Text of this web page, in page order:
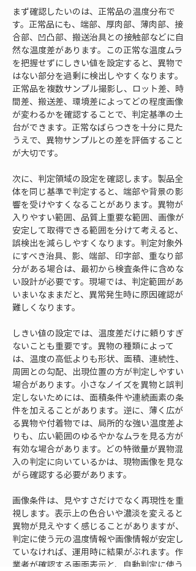
まず確認したいのは、正常品の温度分布で
す。正常品にも、端部、厚肉部、薄肉部、接
合部、凹凸部、搬送治具との接触部などに自
然な温度差があります。この正常な温度ムラ
を把握せずにしきい値を設定すると、異物で
はない部分を過剰に検出しやすくなります。
正常品を複数サンプル撮影し、ロット差、時
間差、搬送差、環境差によってどの程度画像
が変わるかを確認することで、判定基準の土
台ができます。正常なばらつきを十分に見た
うえで、異物サンプルとの差を評価すること
が大切です。
次に、判定領域の設定を確認します。製品全
体を同じ基準で判定すると、端部や背景の影
響を受けやすくなることがあります。異物が
入りやすい範囲、品質上重要な範囲、画像が
安定して取得できる範囲を分けて考えると、
誤検出を減らしやすくなります。判定対象外
にすべき治具、影、端部、印字部、重なり部
分がある場合は、最初から検査条件に含めな
い設計が必要です。現場では、判定範囲があ
いまいなままだと、異常発生時に原因確認が
難しくなります。
しきい値の設定では、温度差だけに頼りすぎ
ないことも重要です。異物の種類によって
は、温度の高低よりも形状、面積、連続性、
周囲との勾配、出現位置の方が判定しやすい
場合があります。小さなノイズを異物と誤判
定しないためには、面積条件や連続画素の条
件を加えることがあります。逆に、薄く広が
る異物や付着物では、局所的な強い温度差よ
りも、広い範囲のゆるやかなムラを見る方が
有効な場合があります。どの特徴量が異物混
入の判定に向いているかは、現物画像を見な
がら確認する必要があります。
画像条件は、見やすさだけでなく再現性を重
視します。表示上の色合いや濃淡を変えると
異物が見えやすく感じることがありますが、
判定に使う元の温度情報や画像情報が安定し
ていなければ、運用時に結果がぶれます。作
業者が確認する画面表示と、自動判定に使う